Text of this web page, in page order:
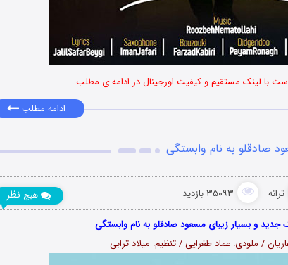
است با لینک مستقیم و کیفیت اورجینال در ادامه ی مطلب …
ادامه مطلب
صادقلو به نام وابستگی
ترانه ۳۵۰۹۳ بازدید هیچ نظر
جدید و بسیار زیبای مسعود صادقلو به نام وابستگی
/ ملودی: عماد طغرایی/ تنظیم: میلاد ترابی